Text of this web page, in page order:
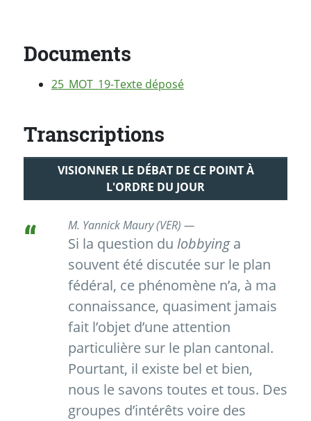
Documents
25_MOT_19-Texte déposé
Transcriptions
VISIONNER LE DÉBAT DE CE POINT À
L'ORDRE DU JOUR
M. Yannick Maury (VER) —
Si la question du lobbyinga
souvent été discutée sur le plan
fédéral, ce phénomène n’a, à ma
connaissance, quasiment jamais
fait l’objet d’une attention
particulière sur le plan cantonal.
Pourtant, il existe bel et bien,
nous le savons toutes et tous. Des
groupes d’intérêts voire des